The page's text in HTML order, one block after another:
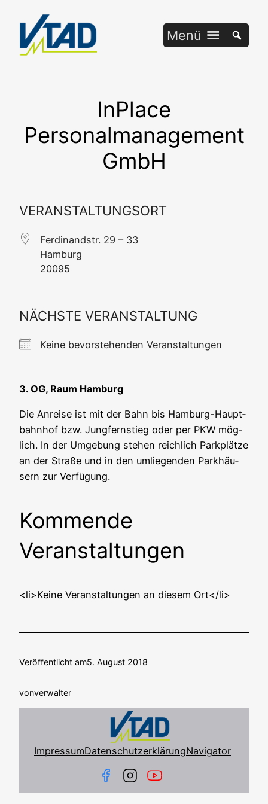
springen
Menü
InPlace
Personalmanagement
GmbH
VERANSTALTUNGSORT
Fer­di­nandstr. 29 – 33
Ham­burg
20095
NÄCHSTE VERANSTALTUNG
Kei­ne bevor­ste­hen­den Veranstaltungen
3. OG, Raum Hamburg
Die Anrei­se ist mit der Bahn bis Ham­burg-Haupt­
bahn­hof bzw. Jung­fern­stieg oder per PKW mög­
lich. In der Umge­bung ste­hen reich­lich Park­plät­ze
an der Stra­ße und in den umlie­gen­den Park­häu­
sern zur Verfügung.
Kommende
Veranstaltungen
<li>Keine Ver­an­stal­tun­gen an die­sem Ort</li>
Veröffentlicht am5. August 2018
vonverwalter
ImpressumDatenschutzerklärungNavigator